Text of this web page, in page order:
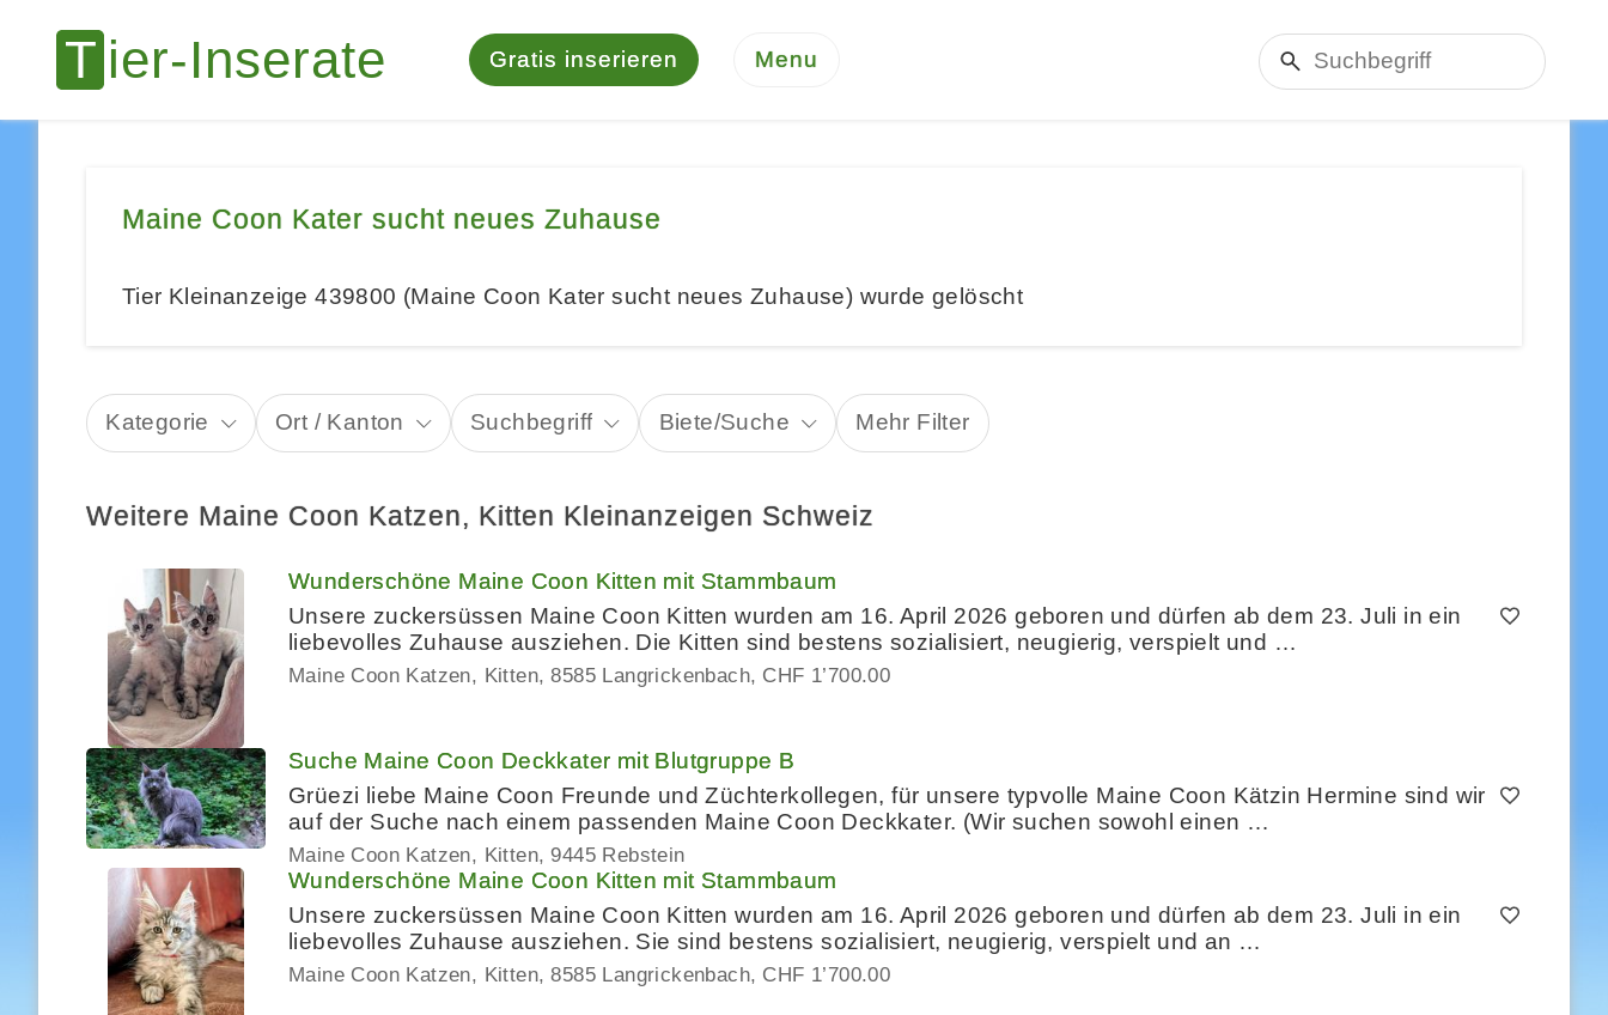
Gratis inserieren Menu
Maine Coon Kater sucht neues Zuhause
Tier Kleinanzeige 439800 (Maine Coon Kater sucht neues Zuhause) wurde gelöscht
Kategorie Ort / Kanton Suchbegriff Biete/Suche Mehr Filter
Weitere Maine Coon Katzen, Kitten Kleinanzeigen Schweiz
Wunderschöne Maine Coon Kitten mit Stammbaum
Unsere zuckersüssen Maine Coon Kitten wurden am 16. April 2026 geboren und dürfen ab dem 23. Juli in ein
liebevolles Zuhause ausziehen. Die Kitten sind bestens sozialisiert, neugierig, verspielt und …
Maine Coon Katzen, Kitten 8585 Langrickenbach CHF 1’700.00
Suche Maine Coon Deckkater mit Blutgruppe B
Grüezi liebe Maine Coon Freunde und Züchterkollegen, ​für unsere typvolle Maine Coon Kätzin Hermine sind wir
auf der Suche nach einem passenden Maine Coon Deckkater. (Wir suchen sowohl einen …
Maine Coon Katzen, Kitten 9445 Rebstein
Wunderschöne Maine Coon Kitten mit Stammbaum
Unsere zuckersüssen Maine Coon Kitten wurden am 16. April 2026 geboren und dürfen ab dem 23. Juli in ein
liebevolles Zuhause ausziehen. Sie sind bestens sozialisiert, neugierig, verspielt und an …
Maine Coon Katzen, Kitten 8585 Langrickenbach CHF 1’700.00